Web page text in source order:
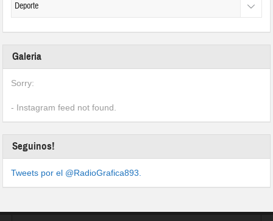
Galeria
Sorry:
- Instagram feed not found.
Seguinos!
Tweets por el @RadioGrafica893.